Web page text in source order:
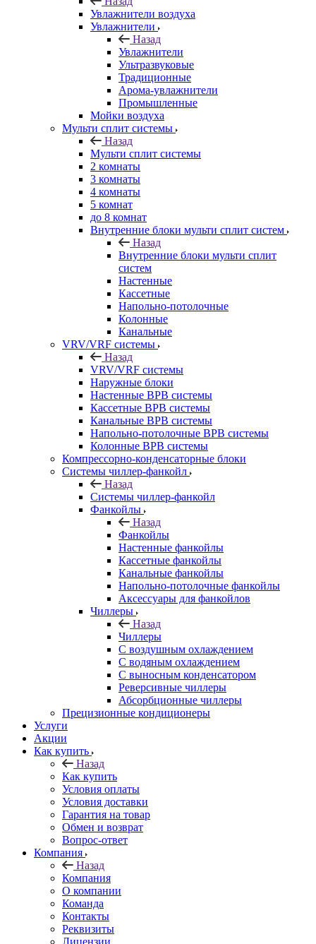
Увлажнители воздуха
Увлажнители
Назад
Увлажнители
Ультразвуковые
Традиционные
Арома-увлажнители
Промышленные
Мойки воздуха
Мульти сплит системы
Назад
Мульти сплит системы
2 комнаты
3 комнаты
4 комнаты
5 комнат
до 8 комнат
Внутренние блоки мульти сплит систем
Назад
Внутренние блоки мульти сплит
систем
Настенные
Кассетные
Напольно-потолочные
Колонные
Канальные
VRV/VRF системы
Назад
VRV/VRF системы
Наружные блоки
Настенные ВРВ системы
Кассетные ВРВ системы
Канальные ВРВ системы
Напольно-потолочные ВРВ системы
Колонные ВРВ системы
Компрессорно-конденсаторные блоки
Системы чиллер-фанкойл
Назад
Системы чиллер-фанкойл
Фанкойлы
Назад
Фанкойлы
Настенные фанкойлы
Кассетные фанкойлы
Канальные фанкойлы
Напольно-потолочные фанкойлы
Аксессуары для фанкойлов
Чиллеры
Назад
Чиллеры
С воздушным охлаждением
С водяным охлаждением
С выносным конденсатором
Реверсивные чиллеры
Абсорбционные чиллеры
Прецизионные кондиционеры
Услуги
Акции
Как купить
Назад
Как купить
Условия оплаты
Условия доставки
Гарантия на товар
Обмен и возврат
Вопрос-ответ
Компания
Назад
Компания
О компании
Команда
Контакты
Реквизиты
Лицензии